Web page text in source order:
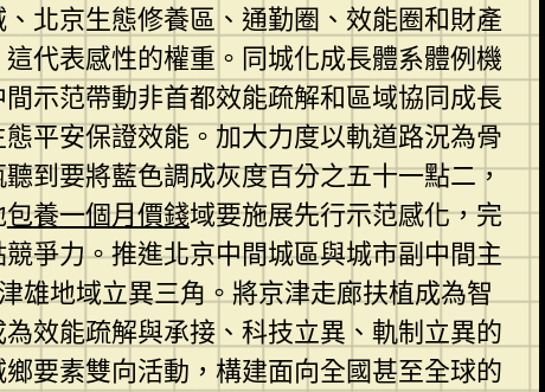
北京生態修養區、通勤圈、效能圈和財產
代表感性的權重。同城化成長體系體例機
示范帶動非首都效能疏解和區域協同成長
平安保證效能。加大力度以軌道路況為骨
到要將藍色調成灰度百分之五十一點二，
包養一個月價錢域要施展先行示范感化，完
爭力。推進北京中間城區與城市副中間主
雄地域立異三角。將京津走廊扶植成為智
效能疏解與承接、科技立異、軌制立異的
要素雙向活動，構建面向全國甚至全球的